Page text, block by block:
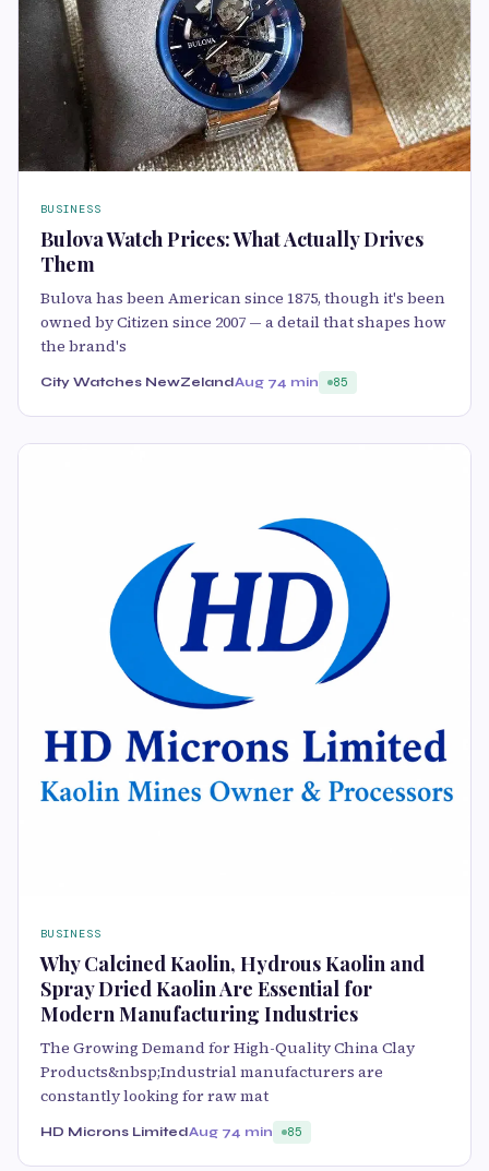
BUSINESS
Bulova Watch Prices: What Actually Drives
Them
Bulova has been American since 1875, though it's been
owned by Citizen since 2007 — a detail that shapes how
the brand's
City Watches NewZelandAug 74 min 85
BUSINESS
Why Calcined Kaolin, Hydrous Kaolin and
Spray Dried Kaolin Are Essential for
Modern Manufacturing Industries
The Growing Demand for High-Quality China Clay
Products&nbsp;Industrial manufacturers are
constantly looking for raw mat
HD Microns LimitedAug 74 min 85